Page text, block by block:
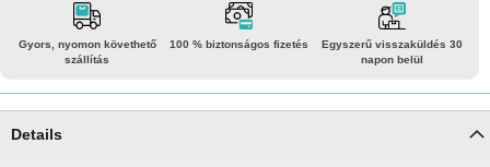
Gyors, nyomon követhető
szállítás
100 % biztonságos fizetés
Egyszerű visszaküldés 30
napon belül
Details